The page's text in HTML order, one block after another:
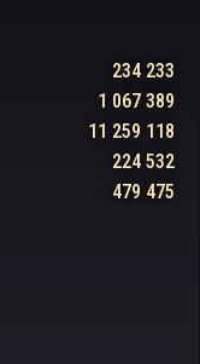
234 233
1 067 389
11 259 118
224 532
479 475